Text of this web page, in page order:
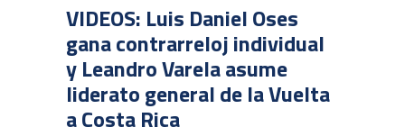
VIDEOS: Luis Daniel Oses
gana contrarreloj individual
y Leandro Varela asume
liderato general de la Vuelta
a Costa Rica